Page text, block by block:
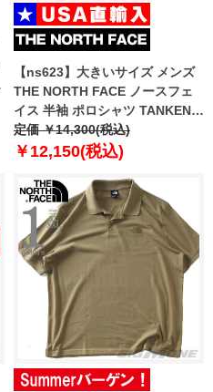
【ns623】大きいサイズ メンズ
THE NORTH FACE ノースフェ
イス 半袖 ポロシャツ TANKEN
POLO USA直輸入 nf0a2waz-
0uz
定価 ￥14,300(税込)
￥12,150(税込)